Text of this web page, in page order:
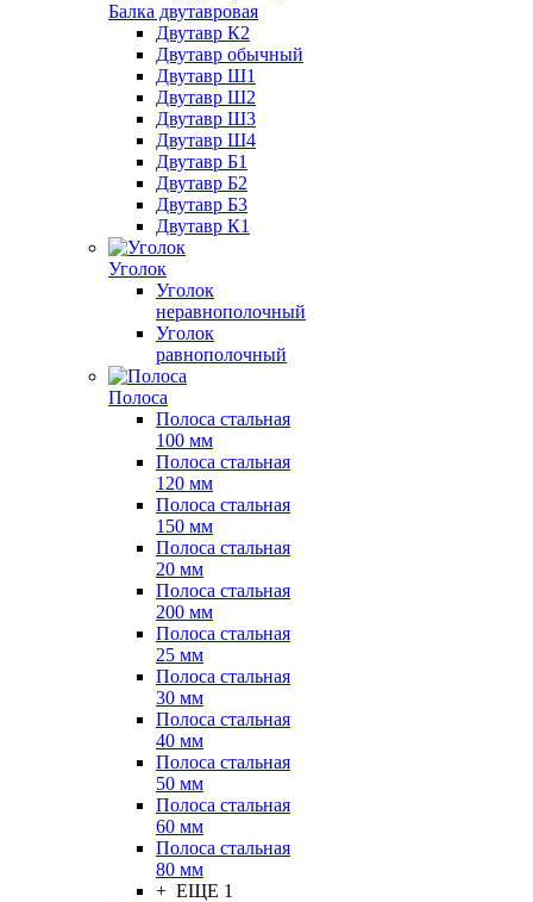
Балка двутавровая
Двутавр К2
Двутавр обычный
Двутавр Ш1
Двутавр Ш2
Двутавр Ш3
Двутавр Ш4
Двутавр Б1
Двутавр Б2
Двутавр Б3
Двутавр К1
Уголок
Уголок
неравнополочный
Уголок
равнополочный
Полоса
Полоса стальная
100 мм
Полоса стальная
120 мм
Полоса стальная
150 мм
Полоса стальная
20 мм
Полоса стальная
200 мм
Полоса стальная
25 мм
Полоса стальная
30 мм
Полоса стальная
40 мм
Полоса стальная
50 мм
Полоса стальная
60 мм
Полоса стальная
80 мм
+ ЕЩЕ 1